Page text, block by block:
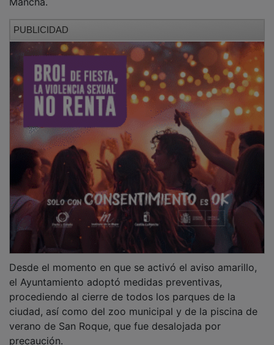
el Ayuntamiento adoptó medidas preventivas,
procediendo al cierre de todos los parques de la
ciudad, así como del zoo municipal y de la piscina de
verano de San Roque, que fue desalojada por
precaución.